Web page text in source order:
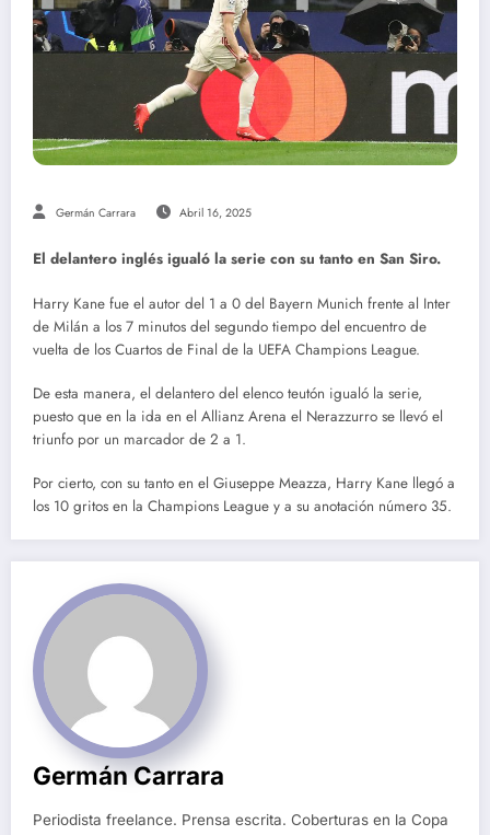
Germán Carrara Abril 16, 2025
El delantero inglés igualó la serie con su tanto en San Siro.
Harry Kane fue el autor del 1 a 0 del Bayern Munich frente al Inter
de Milán a los 7 minutos del segundo tiempo del encuentro de
vuelta de los Cuartos de Final de la UEFA Champions League.
De esta manera, el delantero del elenco teutón igualó la serie,
puesto que en la ida en el Allianz Arena el Nerazzurro se llevó el
triunfo por un marcador de 2 a 1.
Por cierto, con su tanto en el Giuseppe Meazza, Harry Kane llegó a
los 10 gritos en la Champions League y a su anotación número 35.
Germán Carrara
Periodista freelance. Prensa escrita. Coberturas en la Copa